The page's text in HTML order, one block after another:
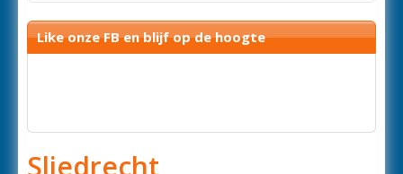
Like onze FB en blijf op de hoogte
Sliedrecht